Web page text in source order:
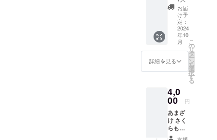
さをご
堪能い
ただけ
ます。
暑かっ
たり体
などで
食欲が
手軽に
補給で
きま
す。 夏
は冷や
した
ていな
い麹の
あまざ
けで
す。 ノ
ンアル
コール
のた
寄りま
でお楽
ただけ
ます。
お米由
載。
※20歳未
満の者
による
飲酒は
法令で
禁止さ
れてい
はこの
リター
ンを選
択でき
ませ
ん。 熊
谷の銘
けボト
ル 770
ｇ 埼
玉県
バー
チャル
観光大
使 春
日部つ
くし
ジョー
ジさん
柄・ツ
リタニ
ユリ
コ 切
り絵柄
お届
け予
定：
2024
年10
月
詳細を見る
こ
の
リ
タ
ー
ン
を
選
択
す
る
4,0
00 円
あまざ
け さく
らもち
ボト